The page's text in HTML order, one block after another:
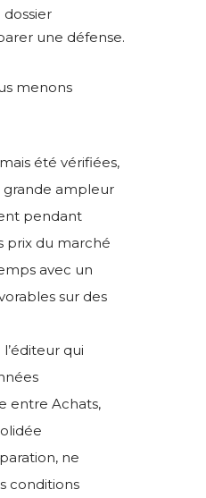
une défense.
menons
été vérifiées,
grande ampleur
pendant
prix du marché
avec un
sur des
qui
entre Achats,
ne
conditions